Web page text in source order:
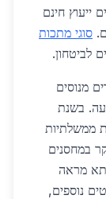
ייעוץ חינם
סוגי מתכות
לביטחון.
מנוסים
בשנת
ממשלתיות
לבקר במחסנים
מראה
נוספים,